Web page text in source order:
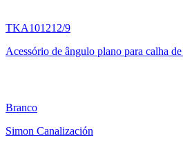
TKA101212/9
Acessório de ângulo plano para calha
Branco
Simon Canalización